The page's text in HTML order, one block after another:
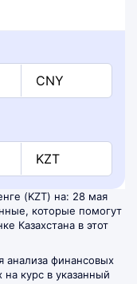
CNY
KZT
(KZT) на: 28 мая
которые помогут
Казахстана в этот
анализа финансовых
курс в указанный